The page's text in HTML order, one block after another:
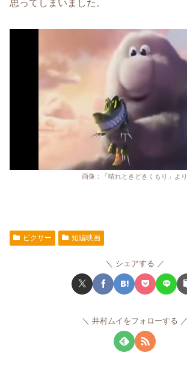
思ってしまいました。
画像：「晴れときどきくもり」より
ピクサー 短編映画
シェアする
井村ムイをフォローする